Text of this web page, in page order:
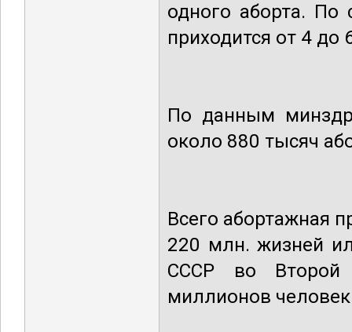
одного аборта.
приходится от 4 до
По данным
около 880 тысяч
Всего абортажная
220 млн. жизней
СССР во Второй
миллионов